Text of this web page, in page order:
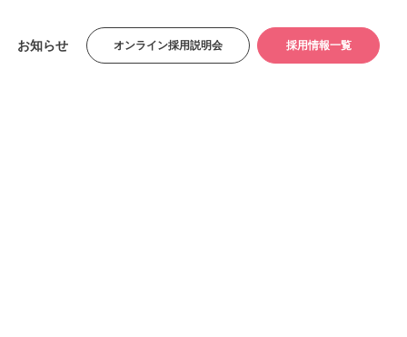
お知らせ オンライン採用説明会 採用情報一覧